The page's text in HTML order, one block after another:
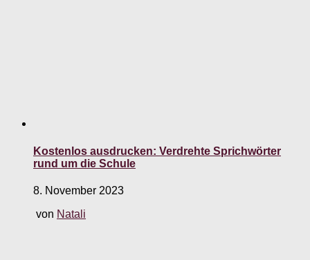
Kostenlos ausdrucken: Verdrehte Sprichwörter
rund um die Schule
8. November 2023
von Natali